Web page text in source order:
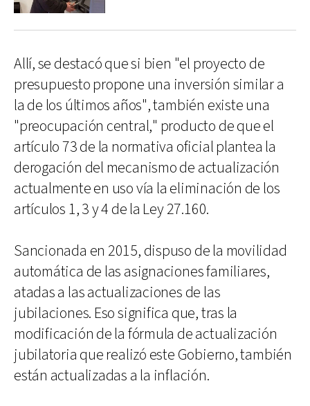
Allí, se destacó que si bien "el proyecto de
presupuesto propone una inversión similar a
la de los últimos años", también existe una
"preocupación central," producto de que el
artículo 73 de la normativa oficial plantea la
derogación del mecanismo de actualización
actualmente en uso vía la eliminación de los
artículos 1, 3 y 4 de la Ley 27.160.
Sancionada en 2015, dispuso de la movilidad
automática de las asignaciones familiares,
atadas a las actualizaciones de las
jubilaciones. Eso significa que, tras la
modificación de la fórmula de actualización
jubilatoria que realizó este Gobierno, también
están actualizadas a la inflación.